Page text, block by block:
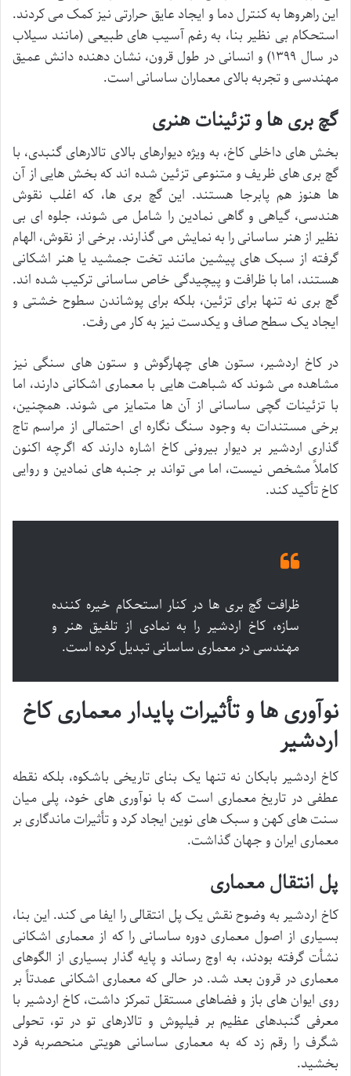
این راهروها به کنترل دما و ایجاد عایق حرارتی نیز کمک می کردند.
استحکام بی نظیر بنا، به رغم آسیب های طبیعی (مانند سیلاب
در سال ۱۳۹۹) و انسانی در طول قرون، نشان دهنده دانش عمیق
مهندسی و تجربه بالای معماران ساسانی است.
گچ بری ها و تزئینات هنری
بخش های داخلی کاخ، به ویژه دیوارهای بالای تالارهای گنبدی، با
گچ بری های ظریف و متنوعی تزئین شده اند که بخش هایی از آن
ها هنوز هم پابرجا هستند. این گچ بری ها، که اغلب نقوش
هندسی، گیاهی و گاهی نمادین را شامل می شوند، جلوه ای بی
نظیر از هنر ساسانی را به نمایش می گذارند. برخی از نقوش، الهام
گرفته از سبک های پیشین مانند تخت جمشید یا هنر اشکانی
هستند، اما با ظرافت و پیچیدگی خاص ساسانی ترکیب شده اند.
گچ بری نه تنها برای تزئین، بلکه برای پوشاندن سطوح خشتی و
ایجاد یک سطح صاف و یکدست نیز به کار می رفت.
در کاخ اردشیر، ستون های چهارگوش و ستون های سنگی نیز
مشاهده می شوند که شباهت هایی با معماری اشکانی دارند، اما
با تزئینات گچی ساسانی از آن ها متمایز می شوند. همچنین،
برخی مستندات به وجود سنگ نگاره ای احتمالی از مراسم تاج
گذاری اردشیر بر دیوار بیرونی کاخ اشاره دارند که اگرچه اکنون
کاملاً مشخص نیست، اما می تواند بر جنبه های نمادین و روایی
کاخ تأکید کند.
ظرافت گچ بری ها در کنار استحکام خیره کننده
سازه، کاخ اردشیر را به نمادی از تلفیق هنر و
مهندسی در معماری ساسانی تبدیل کرده است.
نوآوری ها و تأثیرات پایدار معماری کاخ
اردشیر
کاخ اردشیر بابکان نه تنها یک بنای تاریخی باشکوه، بلکه نقطه
عطفی در تاریخ معماری است که با نوآوری های خود، پلی میان
سنت های کهن و سبک های نوین ایجاد کرد و تأثیرات ماندگاری بر
معماری ایران و جهان گذاشت.
پل انتقال معماری
کاخ اردشیر به وضوح نقش یک پل انتقالی را ایفا می کند. این بنا،
بسیاری از اصول معماری دوره ساسانی را که از معماری اشکانی
نشأت گرفته بودند، به اوج رساند و پایه گذار بسیاری از الگوهای
معماری در قرون بعد شد. در حالی که معماری اشکانی عمدتاً بر
روی ایوان های باز و فضاهای مستقل تمرکز داشت، کاخ اردشیر با
معرفی گنبدهای عظیم بر فیلپوش و تالارهای تو در تو، تحولی
شگرف را رقم زد که به معماری ساسانی هویتی منحصربه فرد
بخشید.